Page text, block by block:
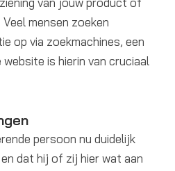
mensen zoeken
op via zoekmachines, een
is hierin van cruciaal
persoon nu duidelijk
dat hij of zij hier wat aan